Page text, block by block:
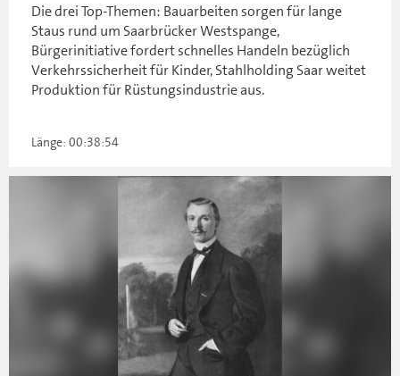
Die drei Top-Themen: Bauarbeiten sorgen für lange
Staus rund um Saarbrücker Westspange,
Bürgerinitiative fordert schnelles Handeln bezüglich
Verkehrssicherheit für Kinder, Stahlholding Saar weitet
Produktion für Rüstungsindustrie aus.
Länge: 00:38:54